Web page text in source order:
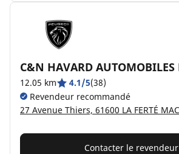
C&N HAVARD AUTOMOBILES
12.05 km 4.1/5(38)
Revendeur recommandé
27 Avenue Thiers, 61600 LA FERTÉ
Contacter le revendeur